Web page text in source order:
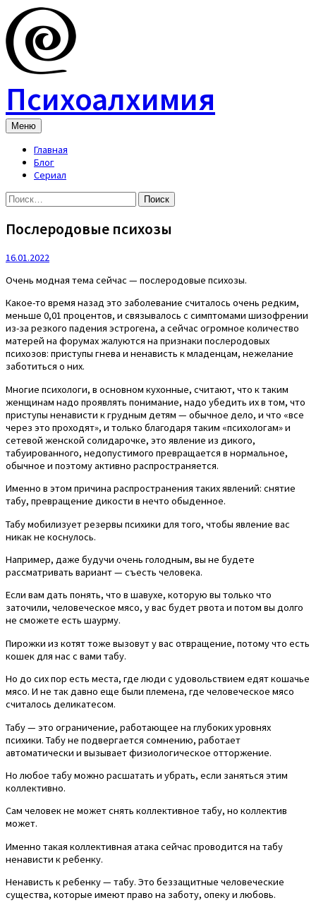
Skip
to
content
Психоалхимия
Меню
Главная
Блог
Сериал
Найти:
Послеродовые психозы
16.01.2022
Очень модная тема сейчас — послеродовые психозы.
Какое-то время назад это заболевание считалось очень редким,
меньше 0,01 процентов, и связывалось с симптомами шизофрении
из-за резкого падения эстрогена, а сейчас огромное количество
матерей на форумах жалуются на признаки послеродовых
психозов: приступы гнева и ненависть к младенцам, нежелание
заботиться о них.
Многие психологи, в основном кухонные, считают, что к таким
женщинам надо проявлять понимание, надо убедить их в том, что
приступы ненависти к грудным детям — обычное дело, и что «все
через это проходят», и только благодаря таким «психологам» и
сетевой женской солидарочке, это явление из дикого,
табуированного, недопустимого превращается в нормальное,
обычное и поэтому активно распространяется.
Именно в этом причина распространения таких явлений: снятие
табу, превращение дикости в нечто обыденное.
Табу мобилизует резервы психики для того, чтобы явление вас
никак не коснулось.
Например, даже будучи очень голодным, вы не будете
рассматривать вариант — съесть человека.
Если вам дать понять, что в шавухе, которую вы только что
заточили, человеческое мясо, у вас будет рвота и потом вы долго
не сможете есть шаурму.
Пирожки из котят тоже вызовут у вас отвращение, потому что есть
кошек для нас с вами табу.
Но до сих пор есть места, где люди с удовольствием едят кошачье
мясо. И не так давно еще были племена, где человеческое мясо
считалось деликатесом.
Табу — это ограничение, работающее на глубоких уровнях
психики. Табу не подвергается сомнению, работает
автоматически и вызывает физиологическое отторжение.
Но любое табу можно расшатать и убрать, если заняться этим
коллективно.
Сам человек не может снять коллективное табу, но коллектив
может.
Именно такая коллективная атака сейчас проводится на табу
ненависти к ребенку.
Ненависть к ребенку — табу. Это беззащитные человеческие
существа, которые имеют право на заботу, опеку и любовь.